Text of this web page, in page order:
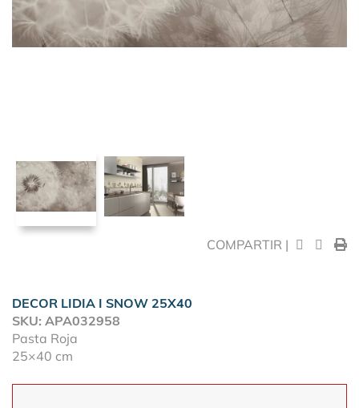
COMPARTIR |
DECOR LIDIA I SNOW 25X40
SKU: APA032958
Pasta Roja
25×40 cm